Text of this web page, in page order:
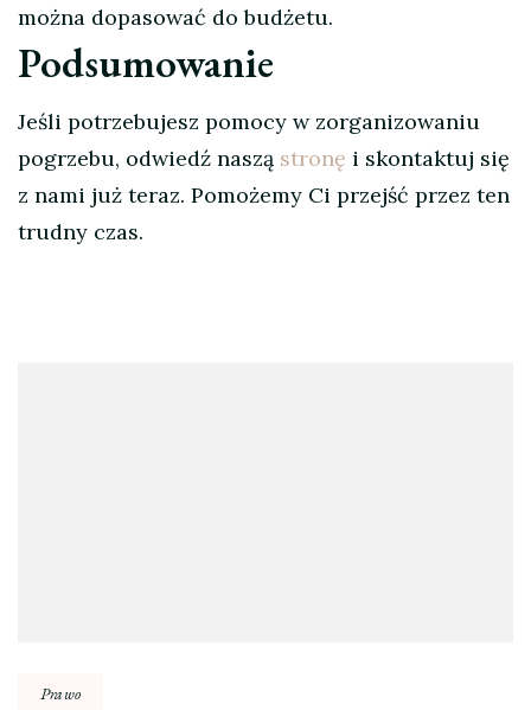
można dopasować do budżetu.
Podsumowanie
Jeśli potrzebujesz pomocy w zorganizowaniu
pogrzebu, odwiedź naszą stronę i skontaktuj się
z nami już teraz. Pomożemy Ci przejść przez ten
trudny czas.
Prawo